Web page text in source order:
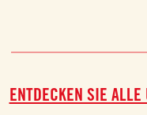
ENTDECKEN SIE